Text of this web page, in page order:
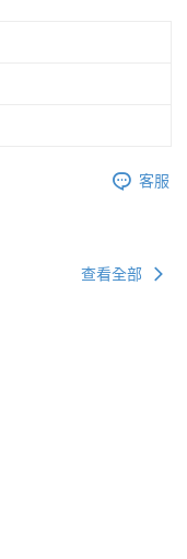
客服
查看全部